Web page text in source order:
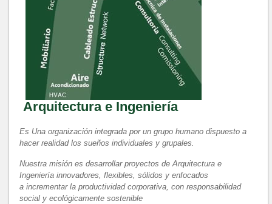
Arquitectura e Ingeniería
Es Una organización integrada por un grupo humano dispuesto a
hacer realidad los sueños individuales y grupales.
Nuestra misión es desarrollar proyectos de Arquitectura e
Ingeniería innovadores, flexibles, sólidos y enfocados
aincrementar la productividad corporativa, con responsabilidad
social y ecológicamente sostenible